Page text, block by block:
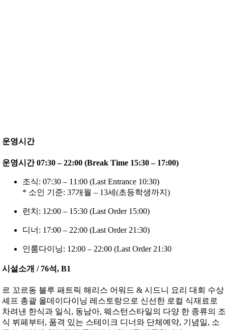
운영시간
운영시간 07:30 – 22:00 (Break Time 15:30 – 17:00)
조식: 07:30 – 11:00 (Last Entrance 10:30)
* 소인 기준: 37개월 – 13세(초등학생까지)
런치: 12:00 – 15:30 (Last Order 15:00)
디너: 17:00 – 22:00 (Last Order 21:30)
인룸다이닝: 12:00 – 22:00 (Last Order 21:30
시설소개 / 76석, B1
르 꼬르동 블루 패트릭 해리스 어워드 & 시드니 요리 대회 수상
셰프 총괄 올데이다이닝 레스토랑으로 신선한 로컬 식재료로
차려낸 한식과 일식, 동남아, 웨스턴스타일의 다양 한 종류의 조
식 뷔페부터, 품격 있는 스테이크 디너와 단체예약, 기념일, 소